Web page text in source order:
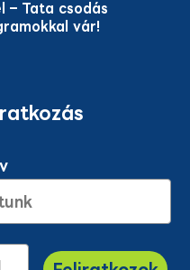
– Tata csodás
vár!